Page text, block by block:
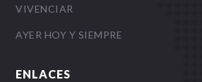
VIVENCIAR
AYER HOY Y SIEMPRE
ENLACES